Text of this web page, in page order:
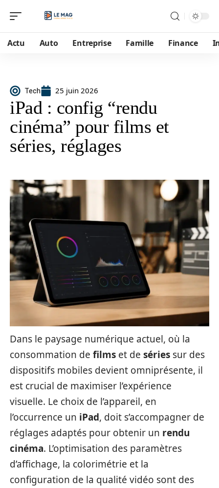
Actu Auto Entreprise Famille Finance
Tech 25 juin 2026
iPad : config “rendu
cinéma” pour films et
séries, réglages
Dans le paysage numérique actuel, où la
consommation de films et de séries sur des
dispositifs mobiles devient omniprésente, il
est crucial de maximiser l’expérience
visuelle. Le choix de l’appareil, en
l’occurrence un iPad, doit s’accompagner de
réglages adaptés pour obtenir un rendu
cinéma. L’optimisation des paramètres
d’affichage, la colorimétrie et la
configuration de la qualité vidéo sont des